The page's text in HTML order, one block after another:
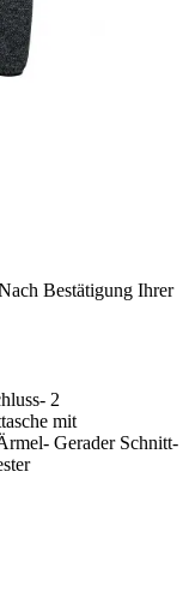
Bestätigung Ihrer
2
mit
Gerader Schnitt-